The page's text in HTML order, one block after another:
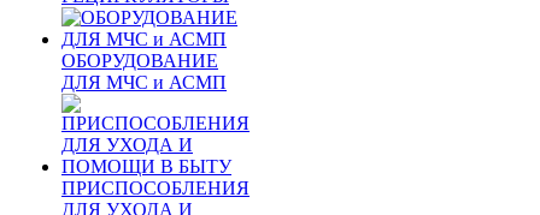
ОБОРУДОВАНИЕ
ДЛЯ МЧС и АСМП
ПРИСПОСОБЛЕНИЯ
ДЛЯ УХОДА И